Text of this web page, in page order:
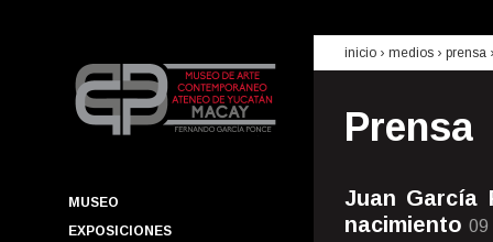
MUSEO
EXPOSICIONES
inicio › medios › prensa
Prensa
Juan García
nacimiento 09